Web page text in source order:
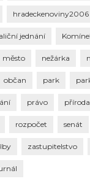
hradeckenoviny2006
jednání
město nežárka
občan park
právo příroda
rozpočet senát
zastupitelstvo